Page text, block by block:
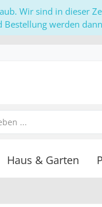
Wir sind in dieser
Bestellung werden
Haus & Garten